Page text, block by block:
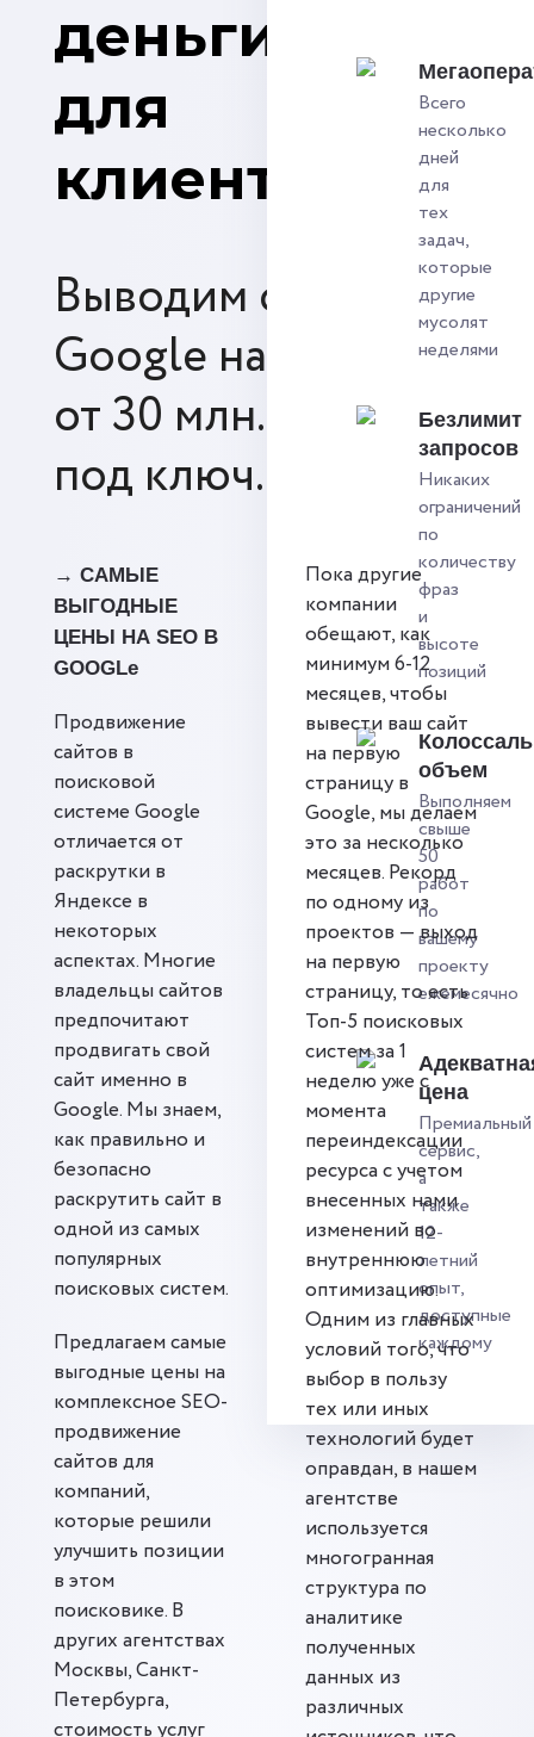
деньги
для
клиентов
Выводим сайты в
Google на выручку
от 30 млн. ₽ в год
под ключ.
Всего
несколько
дней
для
тех
задач,
которые
другие
мусолят
неделями
Безлимит
запросов
Никаких
ограничений
по
количеству
фраз
и
высоте
позиций
объем
Выполняем
свыше
50
работ
по
вашему
проекту
ежемесячно
цена
Премиальный
сервис,
а
также
12-
летний
опыт,
доступные
каждому
→ САМЫЕ
ВЫГОДНЫЕ
ЦЕНЫ НА SEO В
GOOGLe
Продвижение
сайтов в
поисковой
системе Google
отличается от
раскрутки в
Яндексе в
некоторых
аспектах. Многие
владельцы сайтов
предпочитают
продвигать свой
сайт именно в
Google. Мы знаем,
как правильно и
безопасно
раскрутить сайт в
одной из самых
популярных
поисковых систем.
Предлагаем самые
выгодные цены на
комплексное SEO-
продвижение
сайтов для
компаний,
которые решили
улучшить позиции
в этом
поисковике. В
других агентствах
Москвы, Санкт-
Петербурга,
стоимость услуг
Пока другие
компании
обещают, как
минимум 6-12
месяцев, чтобы
вывести ваш сайт
на первую
страницу в
Google, мы делаем
это за несколько
месяцев. Рекорд
по одному из
проектов — выход
на первую
страницу, то есть
Топ-5 поисковых
систем за 1
неделю уже с
момента
переиндексации
ресурса с учетом
внесенных нами
изменений во
внутреннюю
оптимизацию.
Одним из главных
условий того, что
выбор в пользу
тех или иных
технологий будет
оправдан, в нашем
агентстве
используется
многогранная
структура по
аналитике
полученных
данных из
различных